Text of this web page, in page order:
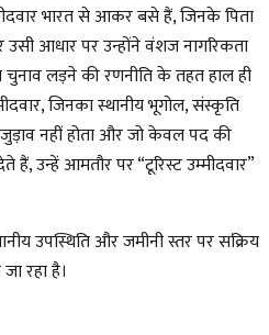
भारत से आकर बसे हैं, जिनके पिता
उसी आधार पर उन्होंने वंशज नागरिकता
लड़ने की रणनीति के तहत हाल ही
जिनका स्थानीय भूगोल, संस्कृति
नहीं होता और जो केवल पद की
उन्हें आमतौर पर “टूरिस्ट उम्मीदवार”
उपस्थिति और जमीनी स्तर पर सक्रिय
रहा है।